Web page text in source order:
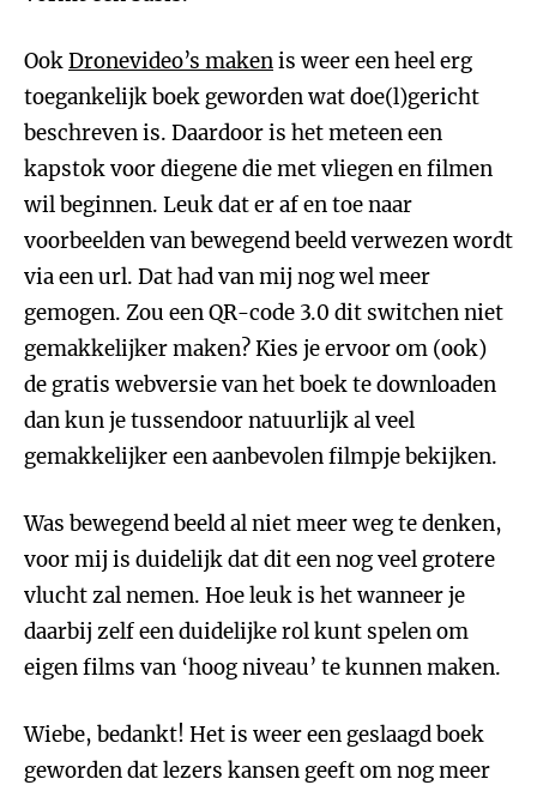
OokDronevideo’s makenis weer een heel erg
toegankelijk boek geworden wat doe(l)gericht
beschreven is. Daardoor is het meteen een
kapstok voor diegene die met vliegen en filmen
wil beginnen. Leuk dat er af en toe naar
voorbeelden van bewegend beeld verwezen wordt
via een url. Dat had van mij nog wel meer
gemogen. Zou een QR-code 3.0 dit switchen niet
gemakkelijker maken? Kies je ervoor om (ook)
de gratis webversie van het boek te downloaden
dan kun je tussendoor natuurlijk al veel
gemakkelijker een aanbevolen filmpje bekijken.
Was bewegend beeld al niet meer weg te denken,
voor mij is duidelijk dat dit een nog veel grotere
vlucht zal nemen. Hoe leuk is het wanneer je
daarbij zelf een duidelijke rol kunt spelen om
eigen films van ‘hoog niveau’ te kunnen maken.
Wiebe, bedankt! Het is weer een geslaagd boek
geworden dat lezers kansen geeft om nog meer